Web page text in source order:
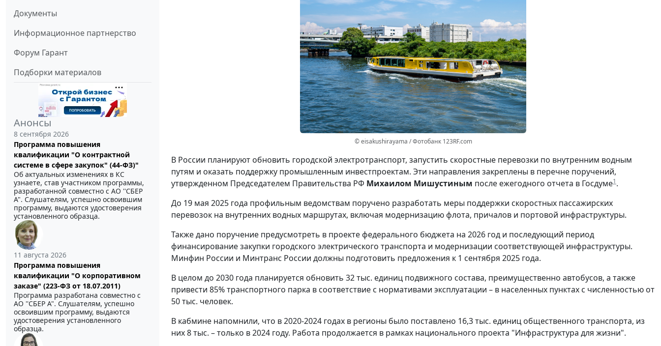
Документы
Информационное партнерство
Форум Гарант
Подборки материалов
Анонсы
8 сентября 2026
Программа повышения
квалификации "О контрактной
системе в сфере закупок" (44-ФЗ)"
Об актуальных изменениях в КС
узнаете, став участником программы,
разработанной совместно с АО ''СБЕР
А". Слушателям, успешно освоившим
программу, выдаются удостоверения
установленного образца.
11 августа 2026
Программа повышения
квалификации "О корпоративном
заказе" (223-ФЗ от 18.07.2011)
Программа разработана совместно с
АО ''СБЕР А". Слушателям, успешно
освоившим программу, выдаются
удостоверения установленного
образца.
© eisakushirayama / Фотобанк 123RF.com
В России планируют обновить городской электротранспорт, запустить скоростные перевозки по внутренним водным
путям и оказать поддержку промышленным инвестпроектам. Эти направления закреплены в перечне поручений,
утвержденном Председателем Правительства РФ Михаилом Мишустиным после ежегодного отчета в Госдуме1.
До 19 мая 2025 года профильным ведомствам поручено разработать меры поддержки скоростных пассажирских
перевозок на внутренних водных маршрутах, включая модернизацию флота, причалов и портовой инфраструктуры.
Также дано поручение предусмотреть в проекте федерального бюджета на 2026 год и последующий период
финансирование закупки городского электрического транспорта и модернизации соответствующей инфраструктуры.
Минфин России и Минтранс России должны подготовить предложения к 1 сентября 2025 года.
В целом до 2030 года планируется обновить 32 тыс. единиц подвижного состава, преимущественно автобусов, а также
привести 85% транспортного парка в соответствие с нормативами эксплуатации – в населенных пунктах с численностью от
50 тыс. человек.
В кабмине напомнили, что в 2020-2024 годах в регионы было поставлено 16,3 тыс. единиц общественного транспорта, из
них 8 тыс. – только в 2024 году. Работа продолжается в рамках национального проекта "Инфраструктура для жизни".